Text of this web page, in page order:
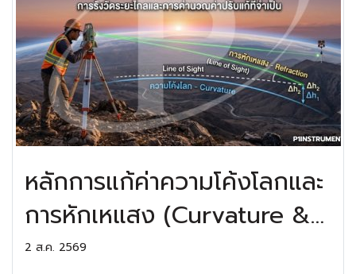
หลักการแก้ค่าความโค้งโลกและ
การหักเหแสง (Curvature &
Refraction)
2 ส.ค. 2569